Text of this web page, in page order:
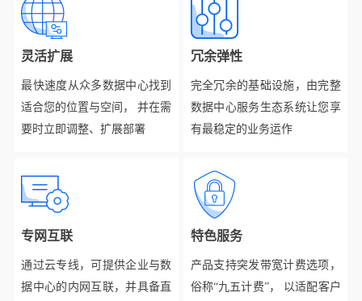
灵活扩展
最快速度从众多数据中心找到
适合您的位置与空间， 并在需
要时立即调整、扩展部署
冗余弹性
完全冗余的基础设施，由完整
数据中心服务生态系统让您享
有最稳定的业务运作
专网互联
通过云专线，可提供企业与数
据中心的内网互联，并具备直
特色服务
产品支持突发带宽计费选项，
俗称“九五计费”， 以适配客户